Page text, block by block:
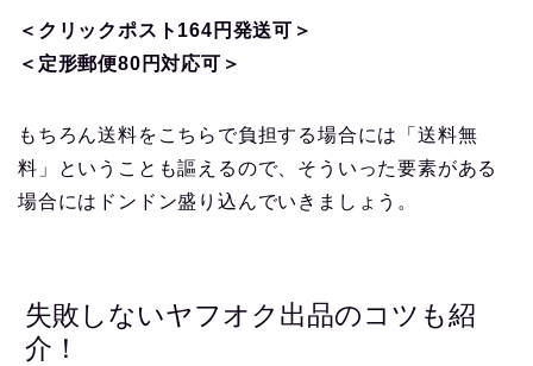
＜クリックポスト164円発送可＞
＜定形郵便80円対応可＞
もちろん送料をこちらで負担する場合には「送料無
料」ということも謳えるので、そういった要素がある
場合にはドンドン盛り込んでいきましょう。
失敗しないヤフオク出品のコツも紹
介！